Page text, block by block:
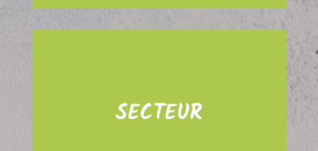
SECTEUR